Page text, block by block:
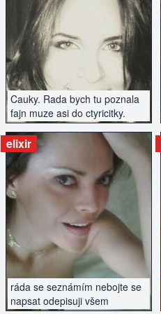
Cauky. Rada bych tu poznala
fajn muze asi do ctyricitky.
ZOBRAZIT INZERÁT
ráda se seznámím nebojte se
napsat odepisuji všem
elixir
ZOBRAZIT INZERÁT